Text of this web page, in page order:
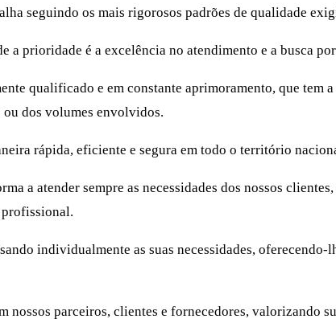
seguindo os mais rigorosos padrões de qualidade
a prioridade é a excelência no atendimento e a busca
qualificado e em constante aprimoramento, que tem
dos volumes envolvidos.
rápida, eficiente e segura em todo o território
a atender sempre as necessidades dos nossos
individualmente as suas necessidades,
nossos parceiros, clientes e fornecedores, valorizando